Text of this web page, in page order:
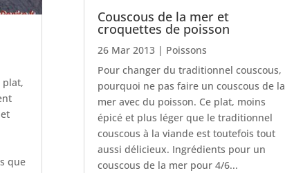
plat,
que
Couscous de la mer et
croquettes de poisson
26 Mar 2013| Poissons
Pour changer du traditionnel couscous,
pourquoi ne pas faire un couscous de la
mer avec du poisson. Ce plat, moins
épicé et plus léger que le traditionnel
couscous à la viande est toutefois tout
aussi délicieux. Ingrédients pour un
couscous de la mer pour 4/6...